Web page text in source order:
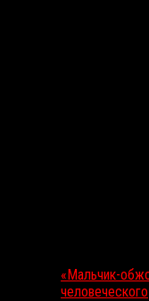
«Мальчик-
человеческого